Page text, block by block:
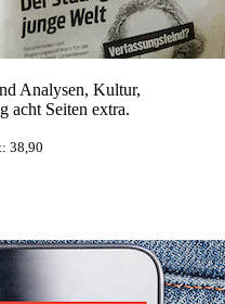
Analysen, Kultur,
acht Seiten extra.
38,90